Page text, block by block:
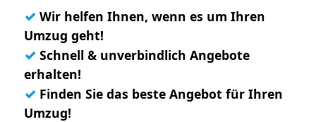
✓ Wir helfen Ihnen, wenn es um Ihren
Umzug geht!
✓ Schnell & unverbindlich Angebote
erhalten!
✓ Finden Sie das beste Angebot für Ihren
Umzug!